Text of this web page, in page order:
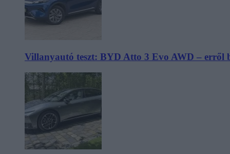
Villanyautó teszt: BYD Atto 3 Evo AWD – erről